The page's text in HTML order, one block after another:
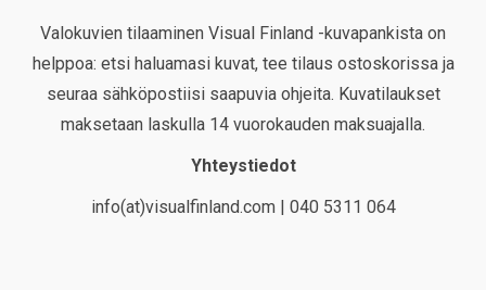
Valokuvien tilaaminen Visual Finland -kuvapankista on
helppoa: etsi haluamasi kuvat, tee tilaus ostoskorissa ja
seuraa sähköpostiisi saapuvia ohjeita. Kuvatilaukset
maksetaan laskulla 14 vuorokauden maksuajalla.
Yhteystiedot
info(at)visualfinland.com | 040 5311 064